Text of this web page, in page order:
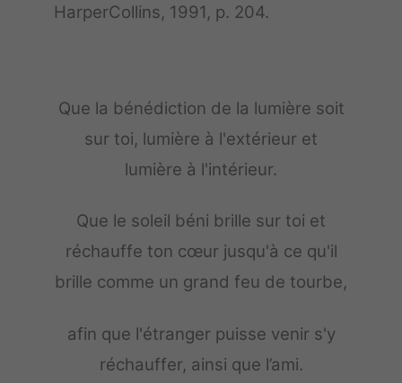
HarperCollins, 1991, p. 204.
Que la bénédiction de la lumière soit
sur toi, lumière à l'extérieur et
lumière à l'intérieur.
Que le soleil béni brille sur toi et
réchauffe ton cœur jusqu'à ce qu'il
brille comme un grand feu de tourbe,
afin que l'étranger puisse venir s'y
réchauffer, ainsi que l’ami.